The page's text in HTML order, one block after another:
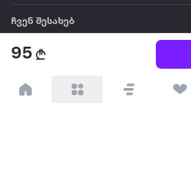
95
ჩვენ შესახებ
წესები და პირობები
პარტნიორებისთვის